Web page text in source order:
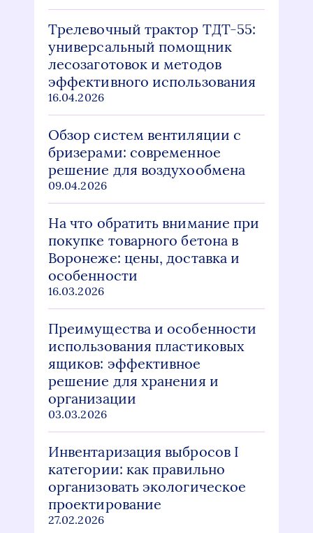
Трелевочный трактор ТДТ-55:
универсальный помощник
лесозаготовок и методов
эффективного использования
16.04.2026
Обзор систем вентиляции с
бризерами: современное
решение для воздухообмена
09.04.2026
На что обратить внимание при
покупке товарного бетона в
Воронеже: цены, доставка и
особенности
16.03.2026
Преимущества и особенности
использования пластиковых
ящиков: эффективное
решение для хранения и
организации
03.03.2026
Инвентаризация выбросов I
категории: как правильно
организовать экологическое
проектирование
27.02.2026